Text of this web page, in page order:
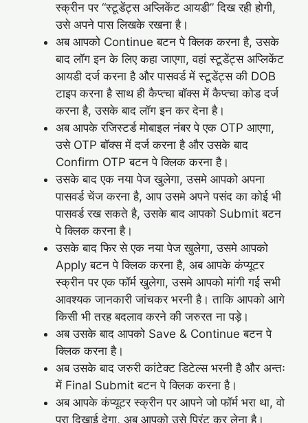
स्क्रीन पर “स्टूडेंट्स अप्लिकेंट आयडी” दिख रही होगी,
उसे अपने पास लिखके रखना है।
अब आपको Continue बटन पे क्लिक करना है, उसके
बाद लॉग इन के लिए कहा जाएगा, वहां स्टूडेंट्स अप्लिकेंट
आयडी दर्ज करना है और पासवर्ड में स्टूडेंट्स की DOB
टाइप करना है साथ ही कैप्त्चा बॉक्स में कैप्त्चा कोड दर्ज
करना है, उसके बाद लॉग इन कर देना है।
अब आपके रजिस्टर्ड मोबाइल नंबर पे एक OTP आएगा,
उसे OTP बॉक्स में दर्ज करना है और उसके बाद
Confirm OTP बटन पे क्लिक करना है।
उसके बाद एक नया पेज खुलेगा, उसमे आपको अपना
पासवर्ड चेंज करना है, आप उसमे अपने पसंद का कोई भी
पासवर्ड रख सकते है, उसके बाद आपको Submit बटन
पे क्लिक करना है।
उसके बाद फिर से एक नया पेज खुलेगा, उसमे आपको
Apply बटन पे क्लिक करना है, अब आपके कंप्यूटर
स्क्रीन पर एक फॉर्म खुलेगा, उसमे आपको मांगी गई सभी
आवश्यक जानकारी जांचकर भरनी है। ताकि आपको आगे
किसी भी तरह बदलाव करने की जरुरत ना पड़े।
अब उसके बाद आपको Save & Continue बटन पे
क्लिक करना है।
अब उसके बाद जरुरी कांटेक्ट डिटेल्स भरनी है और अन्तः
में Final Submit बटन पे क्लिक करना है।
अब आपके कंप्यूटर स्क्रीन पर आपने जो फॉर्म भरा था, वो
पूरा दिखाई देगा, अब आपको उसे प्रिंट कर लेना है।